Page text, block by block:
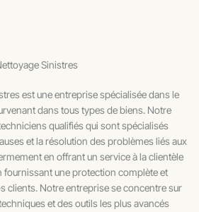
Sinistres
est une entreprise spécialisée dans le
dans tous types de biens. Notre
qualifiés qui sont spécialisés
et la résolution des problèmes liés aux
en offrant un service à la clientèle
fournissant une protection complète et
clients. Notre entreprise se concentre sur
et des outils les plus avancés